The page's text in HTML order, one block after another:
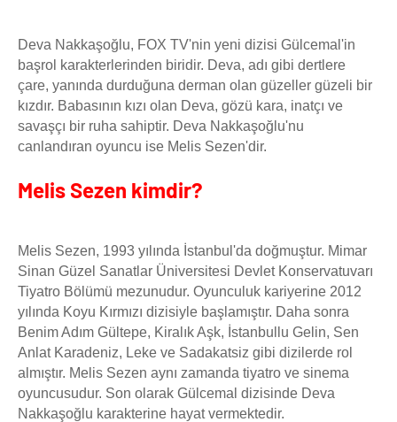
Deva Nakkaşoğlu, FOX TV'nin yeni dizisi Gülcemal'in
başrol karakterlerinden biridir. Deva, adı gibi dertlere
çare, yanında durduğuna derman olan güzeller güzeli bir
kızdır. Babasının kızı olan Deva, gözü kara, inatçı ve
savaşçı bir ruha sahiptir. Deva Nakkaşoğlu'nu
canlandıran oyuncu ise Melis Sezen'dir.
Melis Sezen kimdir?
Melis Sezen, 1993 yılında İstanbul'da doğmuştur. Mimar
Sinan Güzel Sanatlar Üniversitesi Devlet Konservatuvarı
Tiyatro Bölümü mezunudur. Oyunculuk kariyerine 2012
yılında Koyu Kırmızı dizisiyle başlamıştır. Daha sonra
Benim Adım Gültepe, Kiralık Aşk, İstanbullu Gelin, Sen
Anlat Karadeniz, Leke ve Sadakatsiz gibi dizilerde rol
almıştır. Melis Sezen aynı zamanda tiyatro ve sinema
oyuncusudur. Son olarak Gülcemal dizisinde Deva
Nakkaşoğlu karakterine hayat vermektedir.